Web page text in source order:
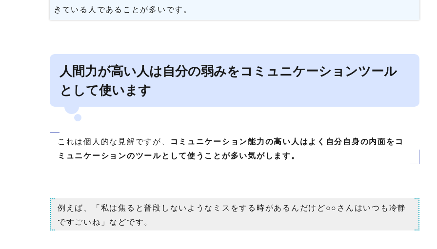
きている人であることが多いです。
人間力が高い人は自分の弱みをコミュニケーションツール
として使います
これは個人的な見解ですが、
コミュニケーション能力の高い人はよく自分自身の内面をコ
ミュニケーションのツールとして使うことが多い気がします。
例えば、「私は焦ると普段しないようなミスをする時があるんだけど○○さんはいつも冷静
ですごいね」などです。